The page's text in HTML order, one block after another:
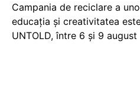
Campania de reciclare a
educația și creativitatea
UNTOLD, între 6 și 9 august